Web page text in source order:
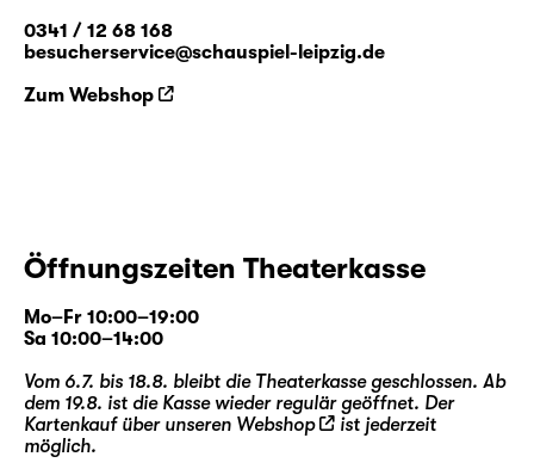
0341 / 12 68 168
besucherservice@schauspiel-leipzig.de
Zum Webshop
Öffnungszeiten Theaterkasse
Mo–Fr 10:00–19:00
Sa 10:00–14:00
Vom 6.7. bis 18.8. bleibt die Theaterkasse geschlossen. Ab
dem 19.8. ist die Kasse wieder regulär geöffnet. Der
Kartenkauf über unseren Webshop
ist jederzeit
möglich.